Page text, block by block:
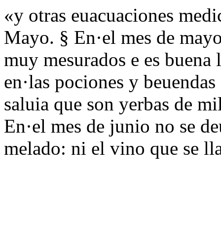
«y otras euacuaciones
Mayo. § En·el mes de
muy mesurados e es
en·las pociones y
saluia que son yerbas de
En·el mes de junio no se
melado: ni el vino que se